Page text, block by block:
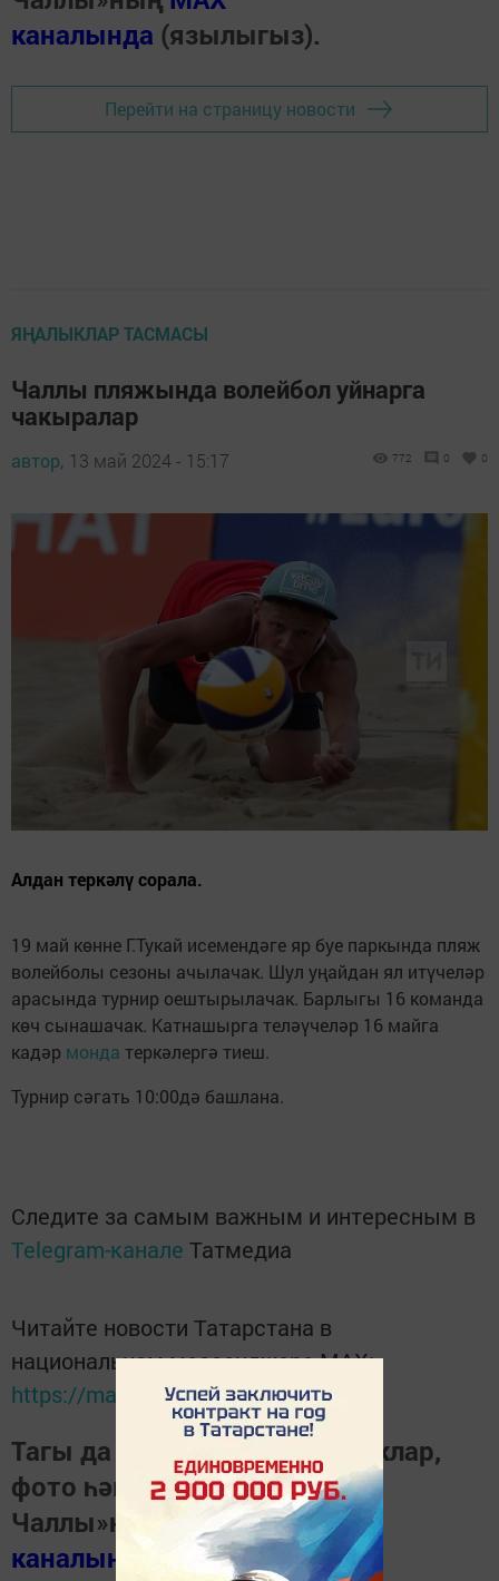
каналында (язылыгыз).
Перейти на страницу новости
ЯҢАЛЫКЛАР ТАСМАСЫ
Чаллы пляжында волейбол уйнарга
чакыралар
автор, 13 май 2024 - 15:17 772 0 0
Алдан теркәлү сорала.
19 май көнне Г.Тукай исемендәге яр буе паркында пляж
волейболы сезоны ачылачак. Шул уңайдан ял итүчеләр
арасында турнир оештырылачак. Барлыгы 16 команда
көч сынашачак. Катнашырга теләүчеләр 16 майга
кадәр монда теркәлергә тиеш.
Турнир сәгать 10:00дә башлана.
Следите за самым важным и интересным в
Telegram-канале Татмедиа
Читайте новости Татарстана в
национальном мессенджере MАХ:
https://max.ru/tatmedia
Тагы да кызыклырак яңалыклар,
фото һәм видеолар «Шәһри
Чаллы»ның MAX
каналында
(язылыгыз).